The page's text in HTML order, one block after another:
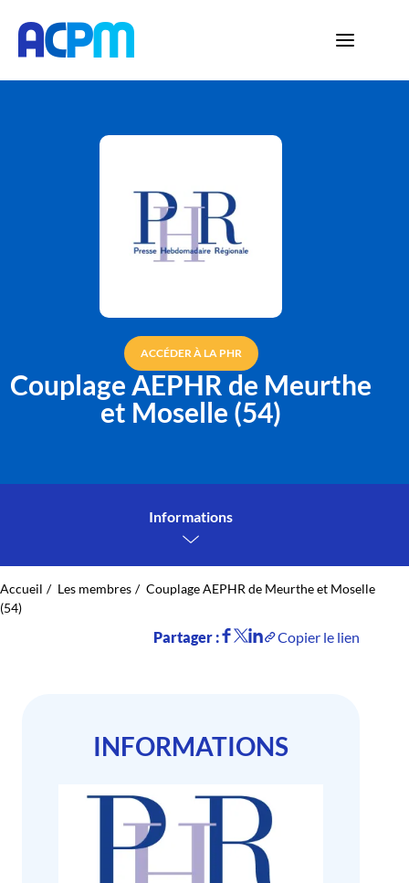
ACCÉDER À LA PHR
Couplage AEPHR de Meurthe
et Moselle (54)
Informations
Accueil Les membres
Couplage AEPHR de Meurthe et Moselle
(54)
Partager : Copier le lien
INFORMATIONS